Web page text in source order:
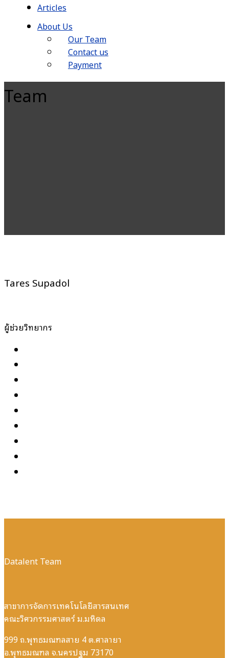
Articles
About Us
Our Team
Contact us
Payment
Team
Tares Supadol
ผู้ช่วยวิทยากร
Datalent Team
สาขาการจัดการเทคโนโลยีสารสนเทศ
คณะวิศวกรรมศาสตร์ ม.มหิดล
999 ถ.พุทธมณฑลสาย 4 ต.ศาลายา
อ.พุทธมณฑล จ.นครปฐม 73170